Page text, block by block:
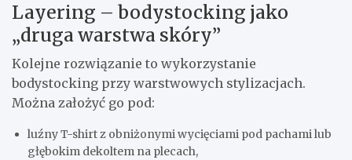
Layering – bodystocking jako
„druga warstwa skóry”
Kolejne rozwiązanie to wykorzystanie
bodystocking przy warstwowych stylizacjach.
Można założyć go pod:
luźny T-shirt z obniżonymi wycięciami pod pachami lub
głębokim dekoltem na plecach,